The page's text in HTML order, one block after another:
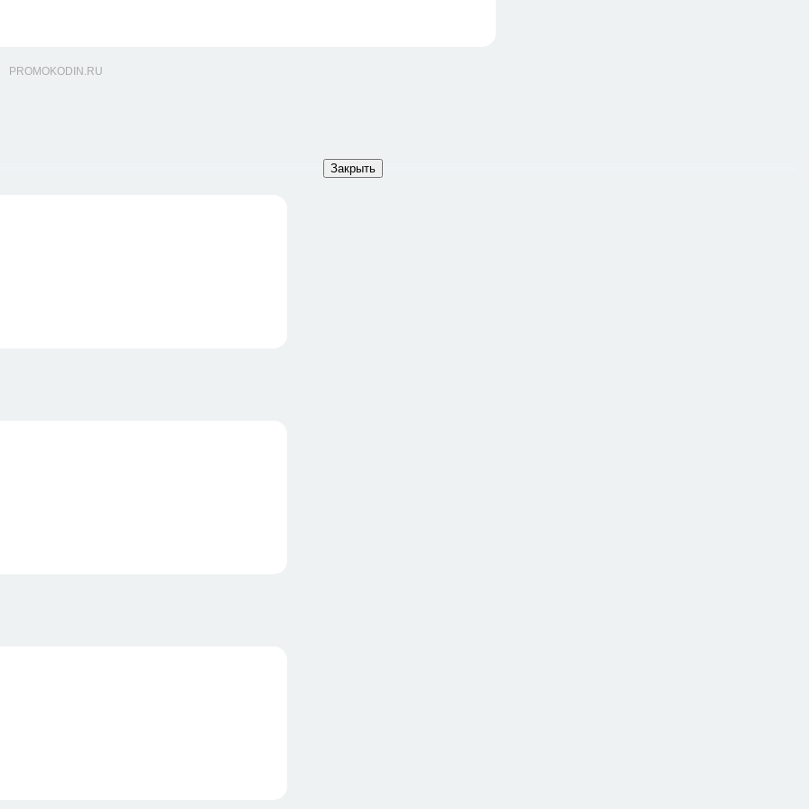
PROMOKODIN.RU
Закрыть